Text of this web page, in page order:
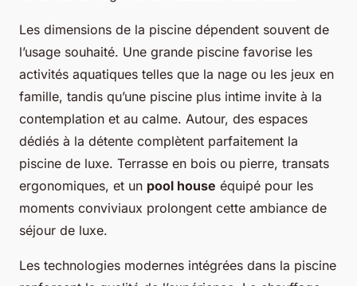
Les dimensions de la piscine dépendent souvent de
l’usage souhaité. Une grande piscine favorise les
activités aquatiques telles que la nage ou les jeux en
famille, tandis qu’une piscine plus intime invite à la
contemplation et au calme. Autour, des espaces
dédiés à la détente complètent parfaitement la
piscine de luxe. Terrasse en bois ou pierre, transats
ergonomiques, et un pool house équipé pour les
moments conviviaux prolongent cette ambiance de
séjour de luxe.
Les technologies modernes intégrées dans la piscine